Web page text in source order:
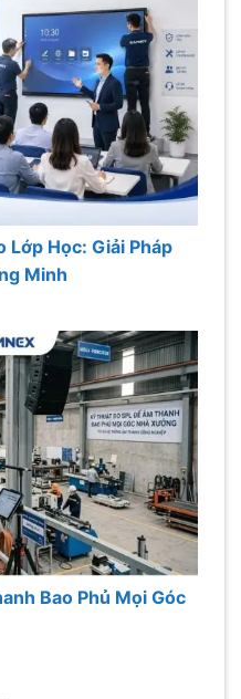
Lớp Học: Giải Pháp
Minh
Bao Phủ Mọi Góc